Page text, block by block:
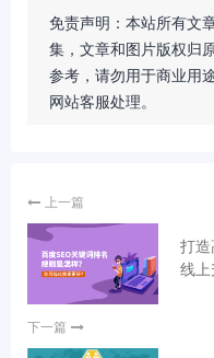
免责声明：本站所有文
集，文章和图片版权归
参考，请勿用于商业用
网站客服处理。
上一篇
打
线上
下一篇